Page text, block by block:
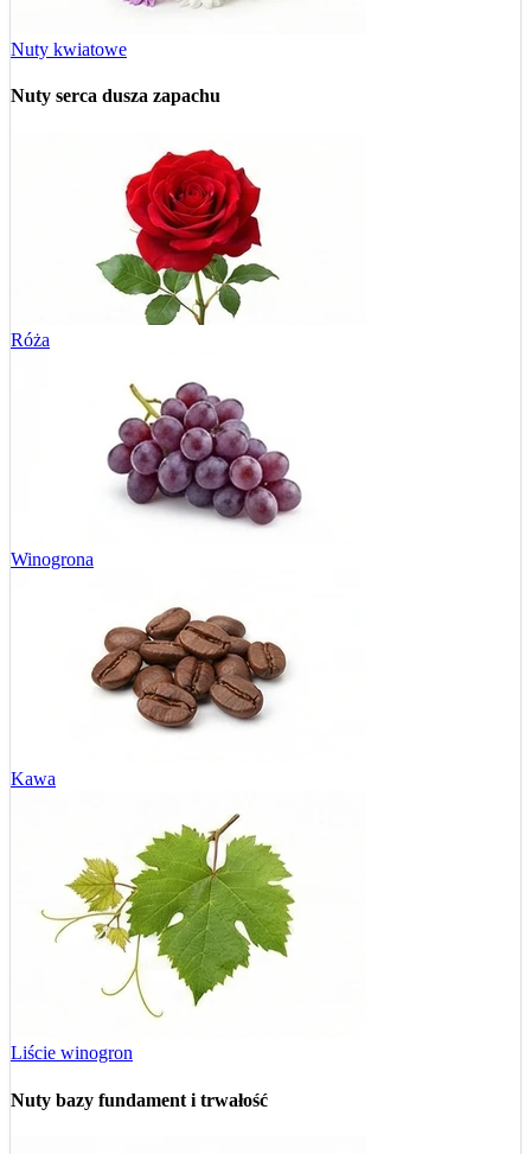
Nuty kwiatowe
Nuty serca dusza zapachu
Róża
Winogrona
Kawa
Liście winogron
Nuty bazy fundament i trwałość